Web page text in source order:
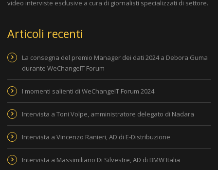
video interviste esclusive a cura di giornalisti specializzati di settore.
Articoli recenti
La consegna del premio Manager dei dati 2024 a Debora Guma
durante WeChangeIT Forum
I momenti salienti di WeChangeIT Forum 2024
Intervista a Toni Volpe, amministratore delegato di Nadara
Intervista a Vincenzo Ranieri, AD di E-Distribuzione
Intervista a Massimiliano Di Silvestre, AD di BMW Italia